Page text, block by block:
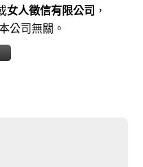
女人徵信有限公司 ，
公司無關。